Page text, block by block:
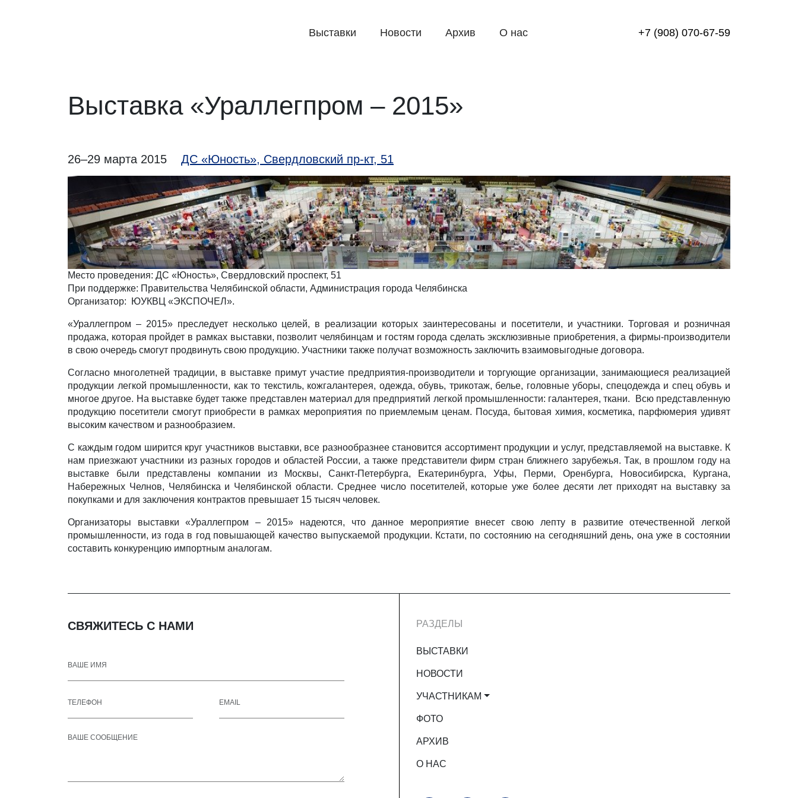
Выставки Новости Архив О нас +7 (908) 070-67-59
Выставка «Ураллегпром – 2015»
26–29 марта 2015 ДС «Юность», Свердловский пр-кт, 51
Место проведения: ДС «Юность», Свердловский проспект, 51
При поддержке: Правительства Челябинской области, Администрация города Челябинска
Организатор: ЮУКВЦ «ЭКСПОЧЕЛ».
«Ураллегпром – 2015» преследует несколько целей, в реализации которых заинтересованы и посетители, и участники. Торговая и розничная
продажа, которая пройдет в рамках выставки, позволит челябинцам и гостям города сделать эксклюзивные приобретения, а фирмы-производители
в свою очередь смогут продвинуть свою продукцию. Участники также получат возможность заключить взаимовыгодные договора.
Согласно многолетней традиции, в выставке примут участие предприятия-производители и торгующие организации, занимающиеся реализацией
продукции легкой промышленности, как то текстиль, кожгалантерея, одежда, обувь, трикотаж, белье, головные уборы, спецодежда и спец обувь и
многое другое. На выставке будет также представлен материал для предприятий легкой промышленности: галантерея, ткани. Всю представленную
продукцию посетители смогут приобрести в рамках мероприятия по приемлемым ценам. Посуда, бытовая химия, косметика, парфюмерия удивят
высоким качеством и разнообразием.
С каждым годом ширится круг участников выставки, все разнообразнее становится ассортимент продукции и услуг, представляемой на выставке. К
нам приезжают участники из разных городов и областей России, а также представители фирм стран ближнего зарубежья. Так, в прошлом году на
выставке были представлены компании из Москвы, Санкт-Петербурга, Екатеринбурга, Уфы, Перми, Оренбурга, Новосибирска, Кургана,
Набережных Челнов, Челябинска и Челябинской области. Среднее число посетителей, которые уже более десяти лет приходят на выставку за
покупками и для заключения контрактов превышает 15 тысяч человек.
Организаторы выставки «Ураллегпром – 2015» надеются, что данное мероприятие внесет свою лепту в развитие отечественной легкой
промышленности, из года в год повышающей качество выпускаемой продукции. Кстати, по состоянию на сегодняшний день, она уже в состоянии
составить конкуренцию импортным аналогам.
СВЯЖИТЕСЬ С НАМИ РАЗДЕЛЫ
ВЫСТАВКИ
НОВОСТИ
УЧАСТНИКАМ
ФОТО
АРХИВ
О НАС